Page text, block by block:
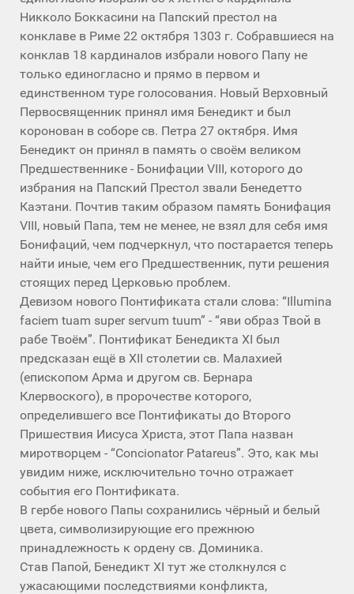
Никколо Боккасини на Папский престол на
конклаве в Риме 22 октября 1303 г. Собравшиеся на
конклав 18 кардиналов избрали нового Папу не
только единогласно и прямо в первом и
единственном туре голосования. Новый Верховный
Первосвященник принял имя Бенедикт и был
коронован в соборе св. Петра 27 октября. Имя
Бенедикт он принял в память о своём великом
Предшественнике - Бонифации VIII, которого до
избрания на Папский Престол звали Бенедетто
Каэтани. Почтив таким образом память Бонифация
VIII, новый Папа, тем не менее, не взял для себя имя
Бонифаций, чем подчеркнул, что постарается теперь
найти иные, чем его Предшественник, пути решения
стоящих перед Церковью проблем.
Девизом нового Понтификата стали слова: “Illumina
faciem tuam super servum tuum” - “яви образ Твой в
рабе Твоём”. Понтификат Бенедикта XI был
предсказан ещё в XII столетии св. Малахией
(епископом Арма и другом св. Бернара
Клервоского), в пророчестве которого,
определившего все Понтификаты до Второго
Пришествия Иисуса Христа, этот Папа назван
миротворцем - “Concionator Patareus”. Это, как мы
увидим ниже, исключительно точно отражает
события его Понтификата.
В гербе нового Папы сохранились чёрный и белый
цвета, символизирующие его прежнюю
принадлежность к ордену св. Доминика.
Став Папой, Бенедикт XI тут же столкнулся с
ужасающими последствиями конфликта,